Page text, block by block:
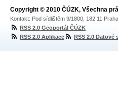
Copyright © 2010 ČÚZK, Všechna
Kontakt: Pod sídlištěm 9/1800, 182 11
RSS 2.0 Geoportál ČÚZK
RSS 2.0 Aplikace
RSS 2.0 Datové